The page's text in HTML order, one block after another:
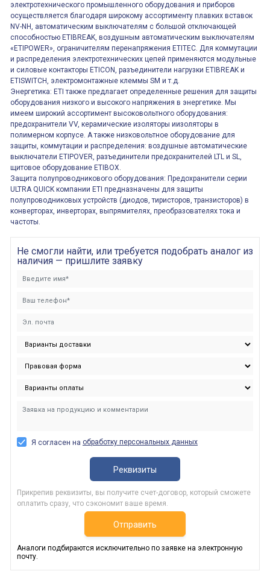
электротехнического промышленного оборудования и приборов
осуществляется благодаря широкому ассортименту плавких вставок
NV-NH, автоматическим выключателям с большой отключающей
способностью ETIBREAK, воздушным автоматическим выключателям
«ETIPOWER», ограничителям перенапряжения ETITEC. Для коммутации
и распределения электротехнических цепей применяются модульные
и силовые контакторы ETICON, разъединители нагрузки ETIBREAK и
ETISWITCH, электромонтажные клеммы SM и т.д.
Энергетика: ETI также предлагает определенные решения для защиты
оборудования низкого и высокого напряжения в энергетике. Мы
имеем широкий ассортимент высоковольтного оборудования:
предохранители VV, керамические изоляторы иизоляторы в
полимерном корпусе. А также низковольтное оборудование для
защиты, коммутации и распределения: воздушные автоматические
выключатели ETIPOVER, разъединители предохранителей LTL и SL,
щитовое оборудование ETIBOX.
Защита полупроводникового оборудования: Предохранители серии
ULTRA QUICK компании ETI предназначены для защиты
полупроводниковых устройств (диодов, тиристоров, транзисторов) в
конверторах, инверторах, выпрямителях, преобразователях тока и
частоты.
Не смогли найти, или требуется подобрать аналог из
наличия — пришлите заявку
Я согласен на обработку персональных данных
Реквизиты
Прикрепив реквизиты, вы получите счет-договор, который сможете
оплатить сразу, что сэкономит ваше время.
Отправить
Аналоги подбираются исключительно по заявке на электронную
почту.